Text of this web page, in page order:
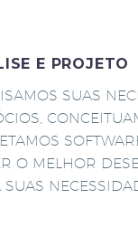
E PROJETO
SUAS
O MELHOR
SUAS